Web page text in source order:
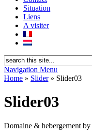
Situation
Liens
A visiter
Navigation Menu
Home » Slider » Slider03
Slider03
Domaine & hebergement by